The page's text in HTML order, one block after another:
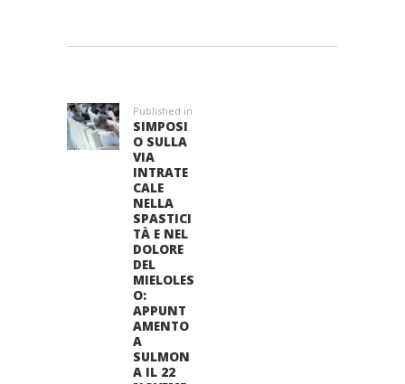
Published in
SIMPOSI
O SULLA
VIA
INTRATE
CALE
NELLA
SPASTICI
TÀ E NEL
DOLORE
DEL
MIELOLES
O:
APPUNT
AMENTO
A
SULMON
A IL 22